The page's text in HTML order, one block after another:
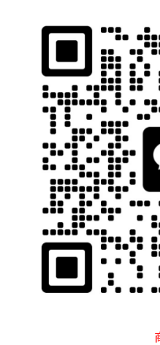
石南跨境工具导航
当前位置：首页 平台大全
分类 全部 电商平台
Google
搜索引
排序 最新 点击
广告合作
Crowdfunder